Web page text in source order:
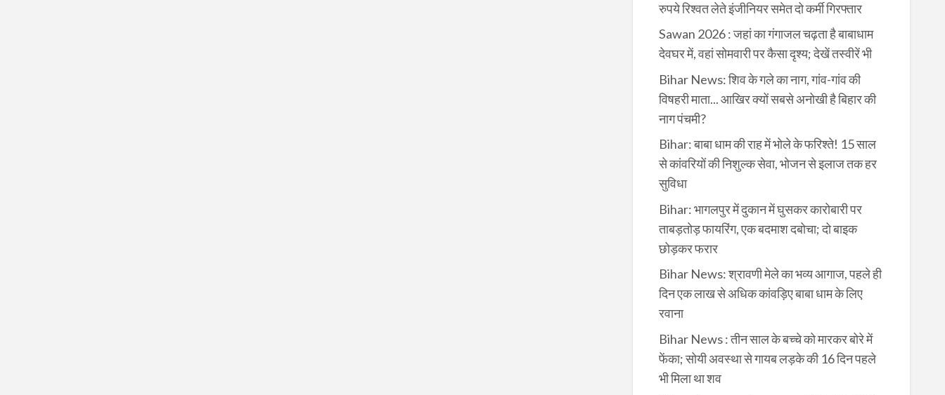
रुपये रिश्वत लेते इंजीनियर समेत दो कर्मी गिरफ्तार
Sawan 2026 : जहां का गंगाजल चढ़ता है बाबाधाम
देवघर में, वहां सोमवारी पर कैसा दृश्य; देखें तस्वीरें भी
Bihar News: शिव के गले का नाग, गांव-गांव की
विषहरी माता... आखिर क्यों सबसे अनोखी है बिहार की
नाग पंचमी?
Bihar: बाबा धाम की राह में भोले के फरिश्ते! 15 साल
से कांवरियों की निशुल्क सेवा, भोजन से इलाज तक हर
सुविधा
Bihar: भागलपुर में दुकान में घुसकर कारोबारी पर
ताबड़तोड़ फायरिंग, एक बदमाश दबोचा; दो बाइक
छोड़कर फरार
Bihar News: श्रावणी मेले का भव्य आगाज, पहले ही
दिन एक लाख से अधिक कांवड़िए बाबा धाम के लिए
रवाना
Bihar News : तीन साल के बच्चे को मारकर बोरे में
फेंका; सोयी अवस्था से गायब लड़के की 16 दिन पहले
भी मिला था शव